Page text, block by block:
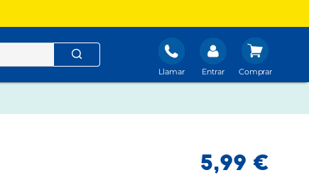
Llamar Entrar
5,99 €